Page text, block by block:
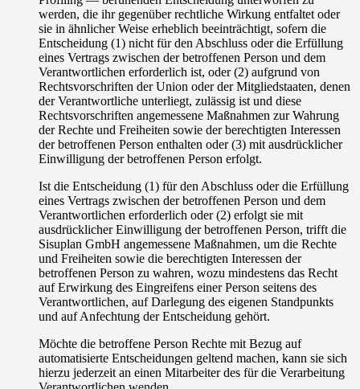
werden, die ihr gegenüber rechtliche Wirkung entfaltet oder
sie in ähnlicher Weise erheblich beeinträchtigt, sofern die
Entscheidung (1) nicht für den Abschluss oder die Erfüllung
eines Vertrags zwischen der betroffenen Person und dem
Verantwortlichen erforderlich ist, oder (2) aufgrund von
Rechtsvorschriften der Union oder der Mitgliedstaaten, denen
der Verantwortliche unterliegt, zulässig ist und diese
Rechtsvorschriften angemessene Maßnahmen zur Wahrung
der Rechte und Freiheiten sowie der berechtigten Interessen
der betroffenen Person enthalten oder (3) mit ausdrücklicher
Einwilligung der betroffenen Person erfolgt.
Ist die Entscheidung (1) für den Abschluss oder die Erfüllung
eines Vertrags zwischen der betroffenen Person und dem
Verantwortlichen erforderlich oder (2) erfolgt sie mit
ausdrücklicher Einwilligung der betroffenen Person, trifft die
Sisuplan GmbH angemessene Maßnahmen, um die Rechte
und Freiheiten sowie die berechtigten Interessen der
betroffenen Person zu wahren, wozu mindestens das Recht
auf Erwirkung des Eingreifens einer Person seitens des
Verantwortlichen, auf Darlegung des eigenen Standpunkts
und auf Anfechtung der Entscheidung gehört.
Möchte die betroffene Person Rechte mit Bezug auf
automatisierte Entscheidungen geltend machen, kann sie sich
hierzu jederzeit an einen Mitarbeiter des für die Verarbeitung